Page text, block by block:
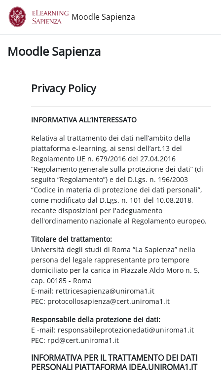
Vai al contenuto principale
Moodle Sapienza
Moodle Sapienza
Privacy Policy
INFORMATIVA ALL’INTERESSATO
Relativa al trattamento dei dati nell’ambito della
piattaforma e-learning, ai sensi dell’art.13 del
Regolamento UE n. 679/2016 del 27.04.2016
“Regolamento generale sulla protezione dei dati” (di
seguito “Regolamento”) e del D.Lgs. n. 196/2003
“Codice in materia di protezione dei dati personali”,
come modificato dal D.Lgs. n. 101 del 10.08.2018,
recante disposizioni per l'adeguamento
dell'ordinamento nazionale al Regolamento europeo.
Titolare del trattamento:
Università degli studi di Roma “La Sapienza” nella
persona del legale rappresentante pro tempore
domiciliato per la carica in Piazzale Aldo Moro n. 5,
cap. 00185 - Roma
E-mail: rettricesapienza@uniroma1.it
PEC: protocollosapienza@cert.uniroma1.it
Responsabile della protezione dei dati:
E -mail: responsabileprotezionedati@uniroma1.it
PEC: rpd@cert.uniroma1.it
INFORMATIVA PER IL TRATTAMENTO DEI DATI
PERSONALI PIATTAFORMA IDEA.UNIROMA1.IT